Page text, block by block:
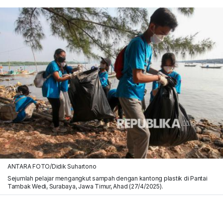
ANTARA FOTO/Didik Suhartono
Sejumlah pelajar mengangkut sampah dengan kantong plastik di Pantai
Tambak Wedi, Surabaya, Jawa Timur, Ahad (27/4/2025).